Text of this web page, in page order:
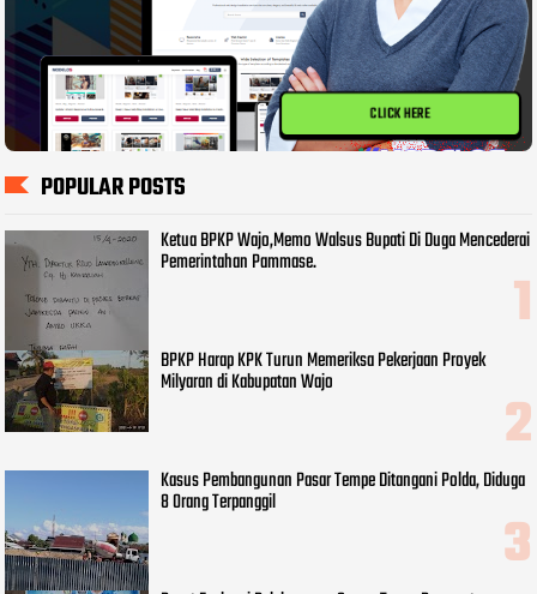
CLICK HERE
POPULAR POSTS
Ketua BPKP Wajo,Memo Walsus Bupati Di Duga Mencederai
Pemerintahan Pammase.
BPKP Harap KPK Turun Memeriksa Pekerjaan Proyek
Milyaran di Kabupatan Wajo
Kasus Pembangunan Pasar Tempe Ditangani Polda, Diduga
8 Orang Terpanggil